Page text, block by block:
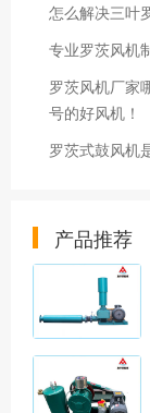
怎么解决三叶
专业罗茨风机
罗茨风机厂家
号的好风机！
罗茨式鼓风机
产品推荐